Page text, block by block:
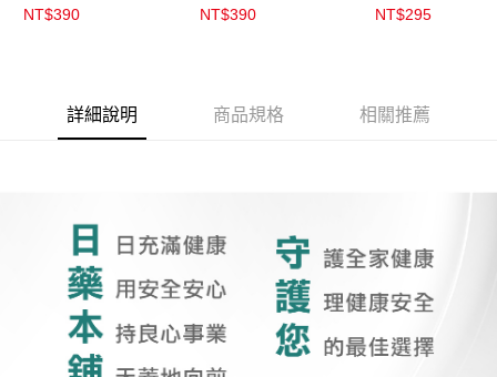
NT$390
NT$390
NT$295
詳細說明 商品規格 相關推薦